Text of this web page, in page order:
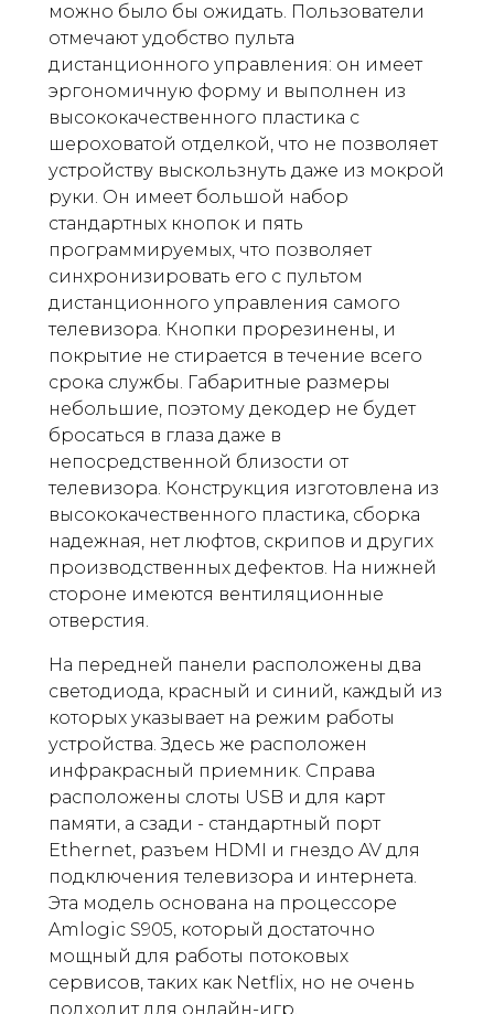
можно было бы ожидать. Пользователи
отмечают удобство пульта
дистанционного управления: он имеет
эргономичную форму и выполнен из
высококачественного пластика с
шероховатой отделкой, что не позволяет
устройству выскользнуть даже из мокрой
руки. Он имеет большой набор
стандартных кнопок и пять
программируемых, что позволяет
синхронизировать его с пультом
дистанционного управления самого
телевизора. Кнопки прорезинены, и
покрытие не стирается в течение всего
срока службы. Габаритные размеры
небольшие, поэтому декодер не будет
бросаться в глаза даже в
непосредственной близости от
телевизора. Конструкция изготовлена из
высококачественного пластика, сборка
надежная, нет люфтов, скрипов и других
производственных дефектов. На нижней
стороне имеются вентиляционные
отверстия.
На передней панели расположены два
светодиода, красный и синий, каждый из
которых указывает на режим работы
устройства. Здесь же расположен
инфракрасный приемник. Справа
расположены слоты USB и для карт
памяти, а сзади - стандартный порт
Ethernet, разъем HDMI и гнездо AV для
подключения телевизора и интернета.
Эта модель основана на процессоре
Amlogic S905, который достаточно
мощный для работы потоковых
сервисов, таких как Netflix, но не очень
подходит для онлайн-игр.